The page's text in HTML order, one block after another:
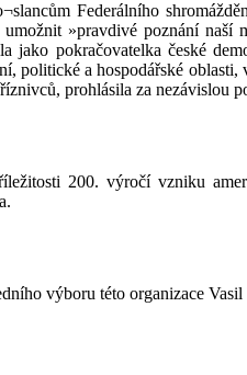
Federálního
»pravdivé poznání naší
jako pokračovatelka české
politické a hospodářské oblasti,
prohlásila za nezávislou
200. výročí vzniku
výboru této organizace